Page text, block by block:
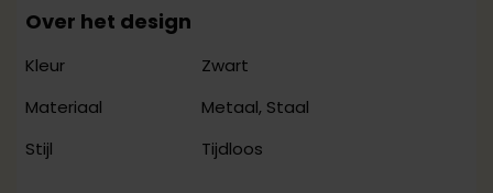
Over het design
Kleur
Zwart
Materiaal
Metaal, Staal
Stijl
Tijdloos